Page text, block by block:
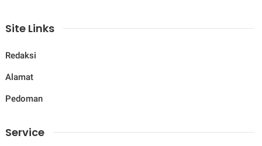
Site Links
Redaksi
Alamat
Pedoman
Service